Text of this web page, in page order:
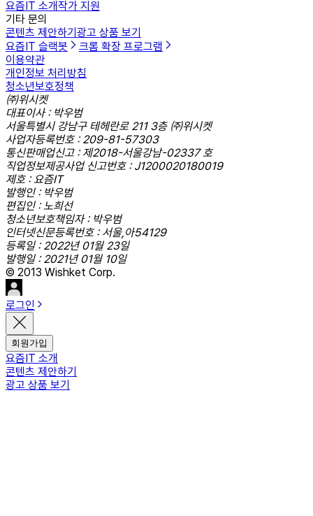
요즘IT 소개작가 지원
기타 문의
콘텐츠 제안하기광고 상품 보기
요즘IT 슬랙봇
크롬 확장 프로그램
이용약관
개인정보 처리방침
청소년보호정책
㈜위시켓
대표이사 : 박우범
서울특별시 강남구 테헤란로 211 3층 ㈜위시켓
사업자등록번호 : 209-81-57303
통신판매업신고 : 제2018-서울강남-02337 호
직업정보제공사업 신고번호 : J1200020180019
제호 : 요즘IT
발행인 : 박우범
편집인 : 노희선
청소년보호책임자 : 박우범
인터넷신문등록번호 : 서울,아54129
등록일 : 2022년 01월 23일
발행일 : 2021년 01월 10일
© 2013 Wishket Corp.
로그인
회원가입
요즘IT 소개
콘텐츠 제안하기
광고 상품 보기